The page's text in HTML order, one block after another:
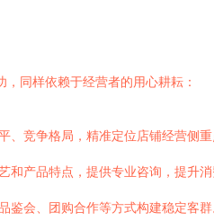
同样依赖于经营者的用心耕耘：
、竞争格局，精准定位店铺经营侧重
和产品特点，提供专业咨询，提升消
鉴会、团购合作等方式构建稳定客群